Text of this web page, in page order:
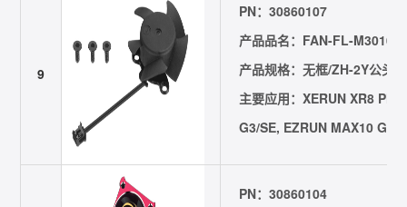
9
PN：30860107
产品品名：FAN-FL-M3010-
产品规格：无框/ZH-2Y公头/
主要应用：XERUN XR8
G3/SE, EZRUN MAX10 G2-
PN：30860104